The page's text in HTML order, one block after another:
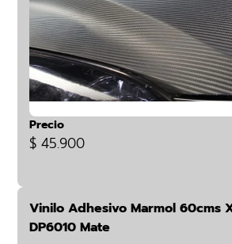
Precio
$ 45.900
Vinilo Adhesivo Marmol 60cms
DP6010 Mate